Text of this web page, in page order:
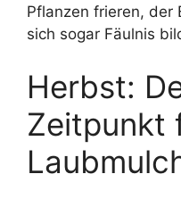
Pflanzen frieren, der
sich sogar Fäulnis
Herbst:
Zeitpunkt